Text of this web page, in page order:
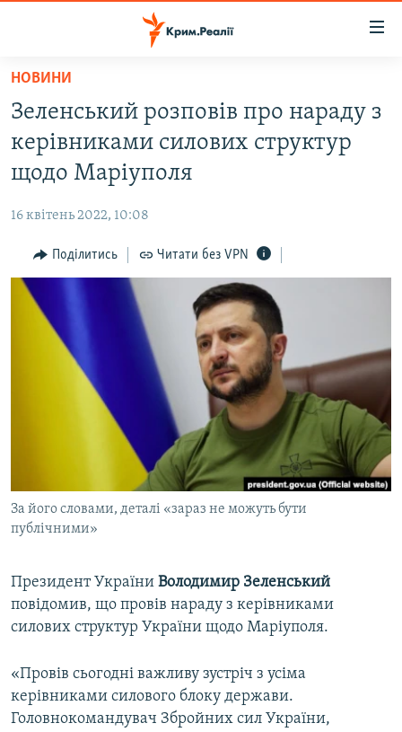
Перейти
основного
матеріалу
Перейти
до
основної
Перейти
до
пошуку
ВІДЕО ТА ФОТО
БЛОГИ
ПОГЛЯД
ІНТЕРВ'Ю
ВСЕ ЗА ДЕНЬ
СПЕЦПРОЕКТИ
ДЕПОРТАЦІЯ
ВІДЕОУРОКИ «ELIFBE»
СВІДЧЕННЯ ОКУПАЦІЇ
УКРАЇНСЬКА ПРОБЛЕМА КРИМУ
ІНФОГРАФІКА
ЯК ОБІЙТИ БЛОКУВАННЯ
ДОЛУЧАЙСЯ!
Усі сайти RFE/RL
НОВИНИ
Зеленський розповів про нараду з
керівниками силових структур
щодо Маріуполя
16 квітень 2022, 10:08
Поділитись Читати без VPN
За його словами, деталі «зараз не можуть бути
публічними»
Президент України Володимир Зеленський
повідомив, що провів нараду з керівниками
силових структур України щодо Маріуполя.
«Провів сьогодні важливу зустріч з усіма
керівниками силового блоку держави.
Головнокомандувач Збройних сил України,